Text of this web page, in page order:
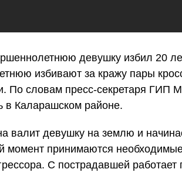
девушку избил 20
избивают за кражу пары
По словам пресс-секретаря ГИП
в Каларашском районе.
валит девушку на землю и
момент принимаются
С пострадавшей работает